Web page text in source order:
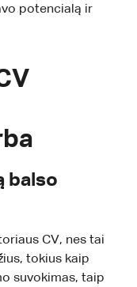
potencialą ir
balso
CV, nes tai
tokius kaip
suvokimas, taip